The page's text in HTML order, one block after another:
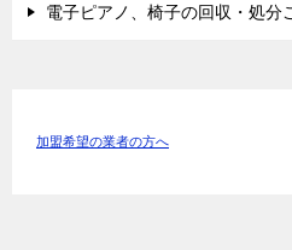
電子ピアノ、椅子の回収・処
加盟希望の業者の方へ